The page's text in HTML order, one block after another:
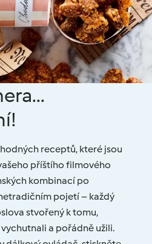
receptů, které jsou
příštího filmového
kombinací po
pojetí – každý
stvořený k tomu,
a pořádně užili.